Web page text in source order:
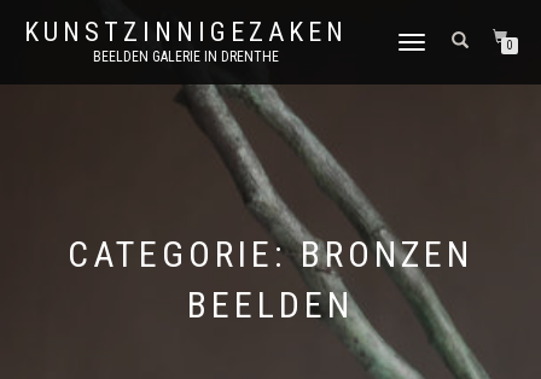
KUNSTZINNIGEZAKEN
BEELDEN GALERIE IN DRENTHE
SCHAKEL
MENU
0
CATEGORIE:BRONZEN
BEELDEN